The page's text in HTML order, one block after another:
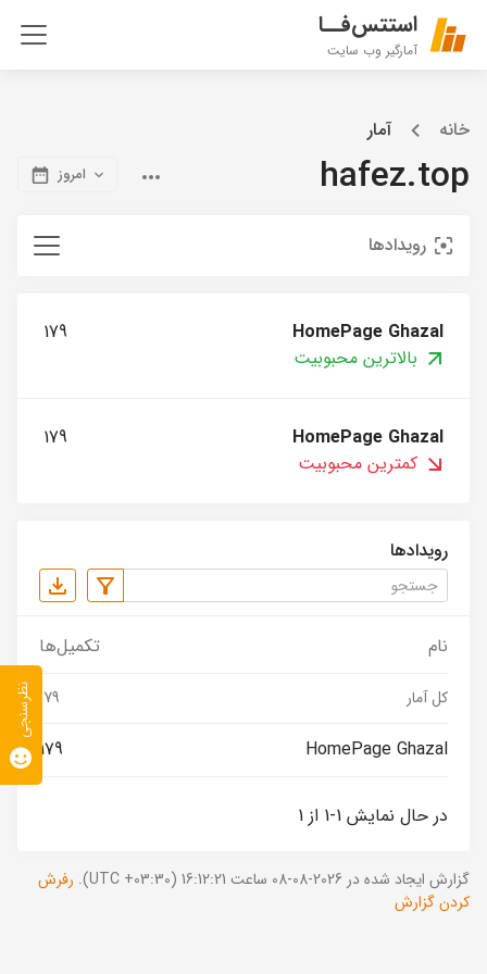
استتس‌فــا
آمارگیر وب سایت
خانه آمار
hafez.top امروز
رویدادها
HomePage Ghazal
179
بالاترین محبوبیت
HomePage Ghazal
179
کمترین محبوبیت
رویدادها
نام تکمیل‌ها
کل آمار 179
HomePage Ghazal
179
در حال نمایش 1-1 از 1
گزارش ایجاد شده در 2026-08-08 ساعت 16:12:21 (UTC +03:30).
رفرش
کردن گزارش
نظرسنجی